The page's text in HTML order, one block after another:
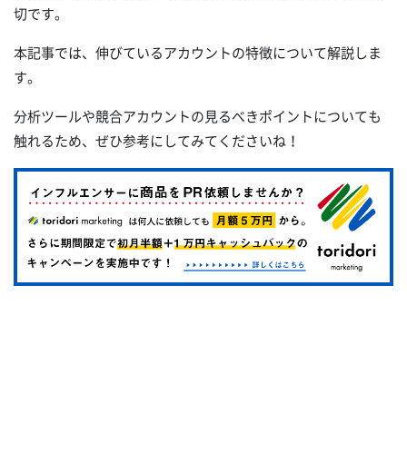
切です。
本記事では、伸びているアカウントの特徴について解説しま
す。
分析ツールや競合アカウントの見るべきポイントについても
触れるため、ぜひ参考にしてみてくださいね！